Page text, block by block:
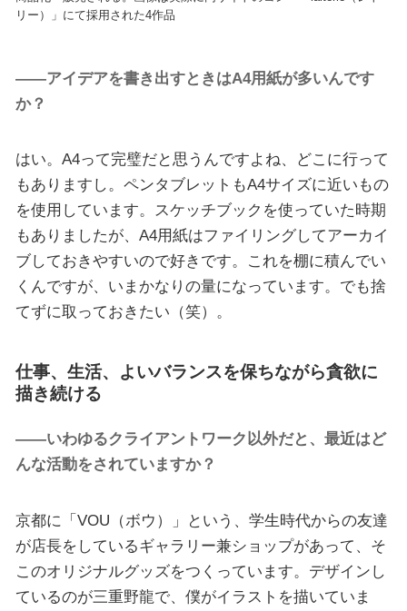
リー）」にて採用された4作品
――アイデアを書き出すときはA4用紙が多いんです
か？
はい。A4って完璧だと思うんですよね、どこに行って
もありますし。ペンタブレットもA4サイズに近いもの
を使用しています。スケッチブックを使っていた時期
もありましたが、A4用紙はファイリングしてアーカイ
ブしておきやすいので好きです。これを棚に積んでい
くんですが、いまかなりの量になっています。でも捨
てずに取っておきたい（笑）。
仕事、生活、よいバランスを保ちながら貪欲に
描き続ける
――いわゆるクライアントワーク以外だと、最近はど
んな活動をされていますか？
京都に「VOU（ボウ）」という、学生時代からの友達
が店長をしているギャラリー兼ショップがあって、そ
このオリジナルグッズをつくっています。デザインし
ているのが三重野龍で、僕がイラストを描いていま